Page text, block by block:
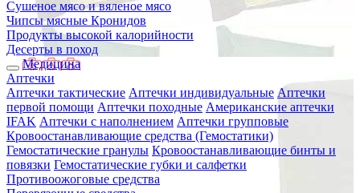
Сушеное мясо и вяленое мясо
Чипсы мясные Кронидов
Продукты высокой калорийности
Десерты в поход
Медицина
Аптечки
Аптечки тактические Аптечки индивидуальные Аптечки
первой помощи Аптечки походные Американские аптечки
IFAK Аптечки с наполнением Аптечки групповые
Кровоостанавливающие средства (Гемостатики)
Гемостатические гранулы Кровоостанавливающие бинты и
повязки Гемостатические губки и салфетки
Противоожоговые средства